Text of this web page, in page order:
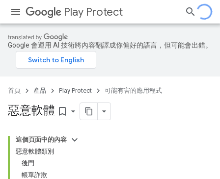
Play Protect
Google 會運用 AI 技術將內容翻譯成你偏好的語言，但可能會出錯。
首頁 產品 Play Protect 可能有害的應用程式
惡意軟體 bookmark_border
這個頁面中的內容
惡意軟體類別
後門
帳單詐欺